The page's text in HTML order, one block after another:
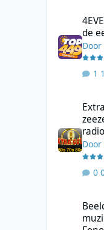
de
Door
Door